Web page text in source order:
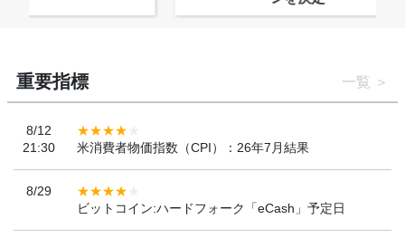
重要指標 一覧
8/12
21:30
米消費者物価指数（CPI）：26年7月結果
8/29
ビットコイン:ハードフォーク「eCash」予定日